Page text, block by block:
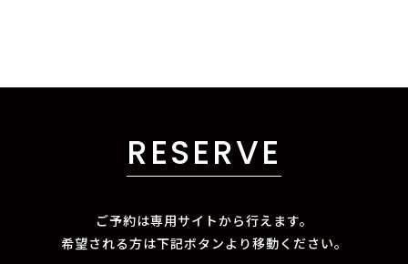
RESERVE
ご予約は専用サイトから行えます。
希望される方は下記ボタンより移動ください。